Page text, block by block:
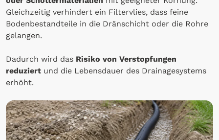
Gleichzeitig verhindert ein Filtervlies, dass feine
Bodenbestandteile in die Dränschicht oder die Rohre
gelangen.
Dadurch wird das Risiko von Verstopfungen
reduziert und die Lebensdauer des Drainagesystems
erhöht.